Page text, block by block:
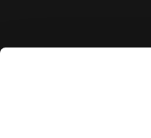
E-mail.